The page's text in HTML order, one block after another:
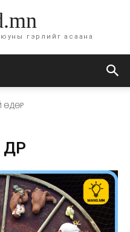
гэрлийг асаана
ӨДӨР